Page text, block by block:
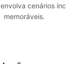
cenários
memoráveis.